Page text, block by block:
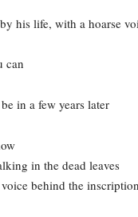
his life, with a hoarse
can
in a few years later
in the dead leaves
behind the inscription